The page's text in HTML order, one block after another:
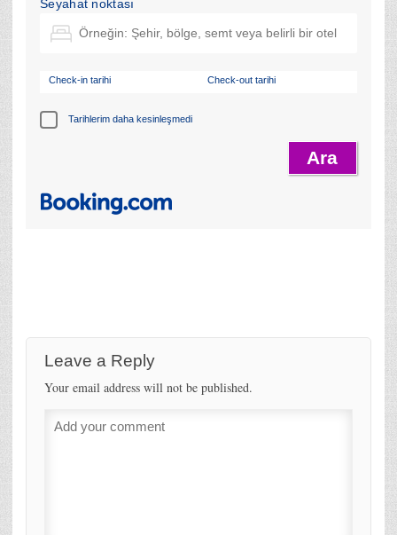
Seyahat noktası
Check-in tarihi Check-out tarihi
Tarihlerim daha kesinleşmedi
Leave a Reply
Your email address will not be published.